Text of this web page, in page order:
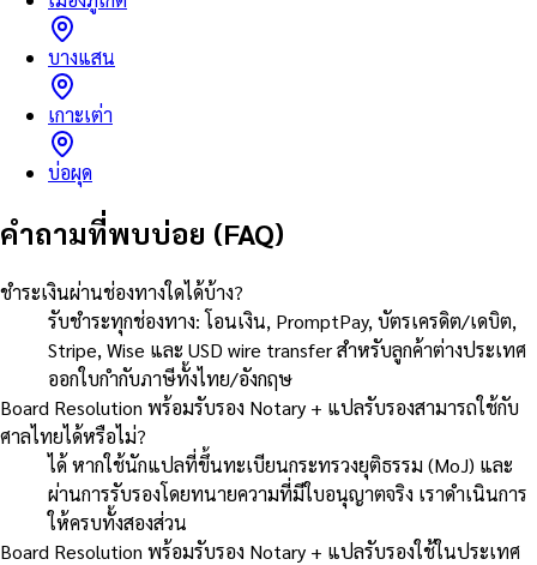
บางแสน
เกาะเต่า
บ่อผุด
คำถามที่พบบ่อย (FAQ)
ชำระเงินผ่านช่องทางใดได้บ้าง?
รับชำระทุกช่องทาง: โอนเงิน, PromptPay, บัตรเครดิต/เดบิต,
Stripe, Wise และ USD wire transfer สำหรับลูกค้าต่างประเทศ
ออกใบกำกับภาษีทั้งไทย/อังกฤษ
Board Resolution พร้อมรับรอง Notary + แปลรับรองสามารถใช้กับ
ศาลไทยได้หรือไม่?
ได้ หากใช้นักแปลที่ขึ้นทะเบียนกระทรวงยุติธรรม (MoJ) และ
ผ่านการรับรองโดยทนายความที่มีใบอนุญาตจริง เราดำเนินการ
ให้ครบทั้งสองส่วน
Board Resolution พร้อมรับรอง Notary + แปลรับรองใช้ในประเทศ